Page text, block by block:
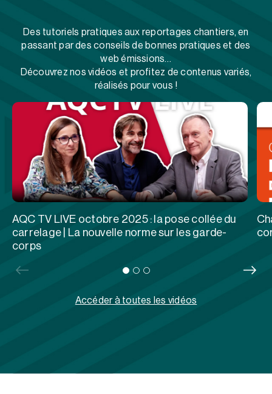
Des tutoriels pratiques aux reportages chantiers, en
passant par des conseils de bonnes pratiques et des
web émissions…
Découvrez nos vidéos et profitez de contenus variés,
réalisés pour vous !
AQC TV LIVE octobre 2025 : la pose collée du
carrelage | La nouvelle norme sur les garde-
corps
Accéder à toutes les vidéos